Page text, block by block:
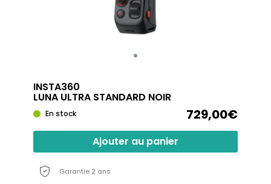
INSTA360
LUNA ULTRA STANDARD NOIR
En stock 729,00€
Ajouter au panier
Garantie 2 ans